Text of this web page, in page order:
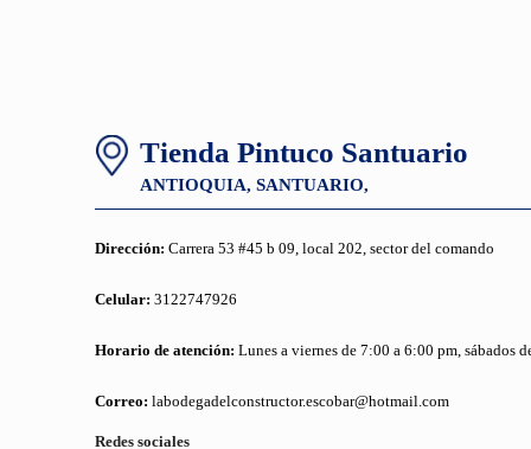
Tienda Pintuco Santuario
ANTIOQUIA, SANTUARIO,
Dirección: Carrera 53 #45 b 09, local 202, sector del comando
Celular: 3122747926
Horario de atención: Lunes a viernes de 7:00 a 6:00 pm, sábados
Correo: labodegadelconstructor.escobar@hotmail.com
Redes sociales